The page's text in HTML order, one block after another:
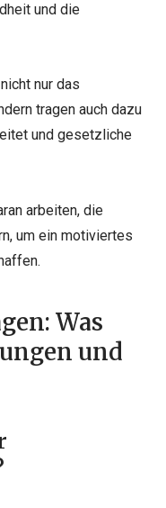
und die
nur das
tragen auch dazu
und gesetzliche
arbeiten, die
um ein motiviertes
Was
und